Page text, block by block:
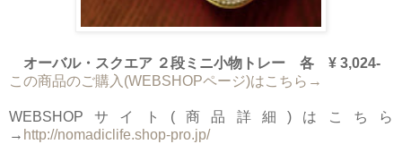
オーバル・スクエア ２段ミニ小物トレー 各 ¥ 3,024-
この商品のご購入(WEBSHOPページ)はこちら→
WEBSHOPサイト(商品詳細)はこちら
→ http://nomadiclife.shop-pro.jp/